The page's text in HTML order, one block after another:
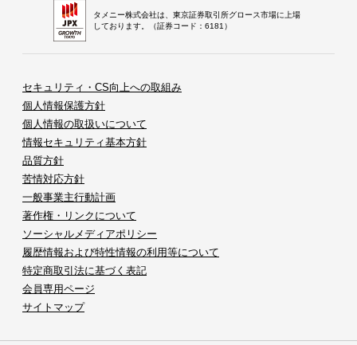
タメニー株式会社は、東京証券取引所グロース市場に上場
しております。（証券コード：6181）
セキュリティ・CS向上への取組み
個人情報保護方針
個人情報の取扱いについて
情報セキュリティ基本方針
品質方針
苦情対応方針
一般事業主行動計画
著作権・リンクについて
ソーシャルメディアポリシー
履歴情報および特性情報の利用等について
特定商取引法に基づく表記
会員専用ページ
サイトマップ